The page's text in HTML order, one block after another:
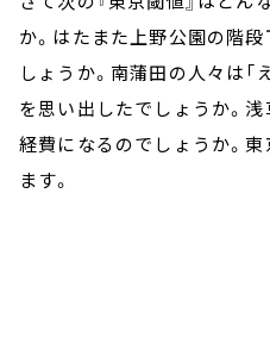
か。はたまた上野公園の階
しょうか。南蒲田の人々は「
を思い出したでしょうか。
経費になるのでしょうか。
ます。